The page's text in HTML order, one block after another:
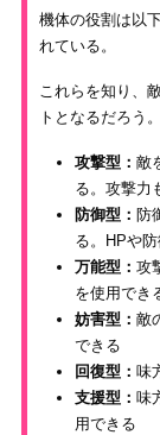
機体の役割は以
れている。
これらを知り、
トとなるだろう。
攻撃型： 敵
る。攻撃力
防御型： 防
る。HPや
万能型： 攻
を使用でき
妨害型： 敵
できる
回復型： 味
支援型： 味
用できる